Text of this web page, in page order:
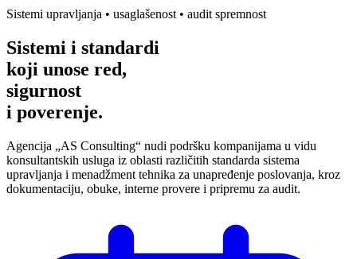
Sistemi upravljanja • usaglašenost • audit spremnost
Sistemi i standardi
koji unose red,
sigurnost
i poverenje.
Agencija „AS Consulting“ nudi podršku kompanijama u vidu
konsultantskih usluga iz oblasti različitih standarda sistema
upravljanja i menadžment tehnika za unapređenje poslovanja, kroz
dokumentaciju, obuke, interne provere i pripremu za audit.